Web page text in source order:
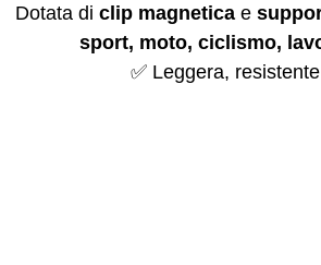
Dotata di clip magnetica e
sport, moto, ciclismo,
✅ Leggera,